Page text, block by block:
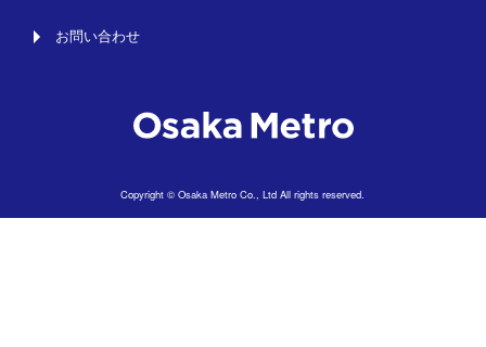
お問い合わせ
Copyright © Osaka Metro Co., Ltd All rights reserved.